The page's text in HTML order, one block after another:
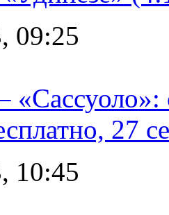
09:25
27
10:45